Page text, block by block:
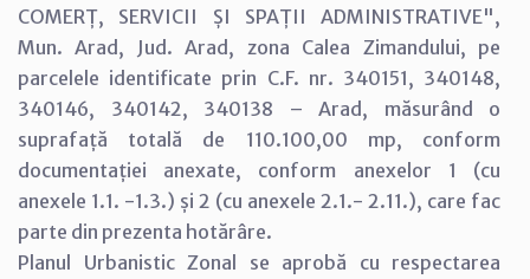
COMERȚ, SERVICII ȘI SPAȚII ADMINISTRATIVE",
Mun. Arad, Jud. Arad, zona Calea Zimandului, pe
parcelele identificate prin C.F. nr. 340151, 340148,
340146, 340142, 340138 – Arad, măsurând o
suprafață totală de 110.100,00 mp, conform
documentației anexate, conform anexelor 1 (cu
anexele 1.1. -1.3.) și 2 (cu anexele 2.1.- 2.11.), care fac
parte din prezenta hotărâre.
Planul Urbanistic Zonal se aprobă cu respectarea